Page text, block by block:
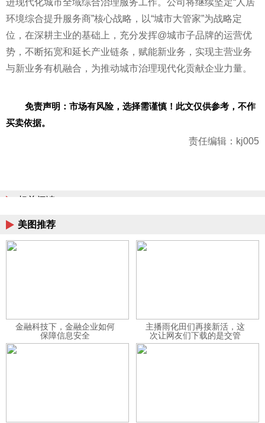
进现代化城市全域综合治理服务工作。公司将继续坚定“人居
环境综合提升服务商”核心战略，以“城市大管家”为战略定
位，在深耕主业的基础上，充分发挥@城市子品牌的运营优
势，不断拓宽和延长产业链条，赋能新业务，实现主营业务
与新业务有机融合，为推动城市治理现代化贡献企业力量。
免责声明：市场有风险，选择需谨慎！此文仅供参考，不作
买卖依据。
责任编辑：kj005
相关阅读
美图推荐
金融科技下，金融企业如何
保障信息安全
主播雨化田们再接新活，这
次让网友们下载的是交管
12123APP